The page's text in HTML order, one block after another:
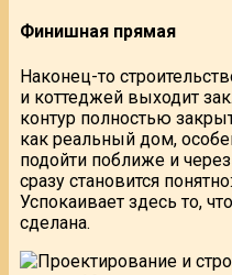
Финишная прямая
Наконец-то
и коттеджей выходит
контур полностью
как реальный дом,
подойти поближе и
сразу становится
Успокаивает здесь то,
сделана.